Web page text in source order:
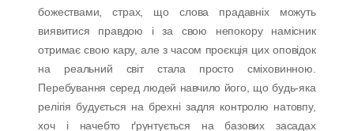
божествами, страх, що слова прадавніх можуть
виявитися правдою і за свою непокору намісник
отримає свою кару, але з часом проєкція цих оповідок
на реальний світ стала просто сміховинною.
Перебування серед людей навчило його, що будь-яка
релігія будується на брехні задля контролю натовпу,
хоч і начебто ґрунтується на базових засадах